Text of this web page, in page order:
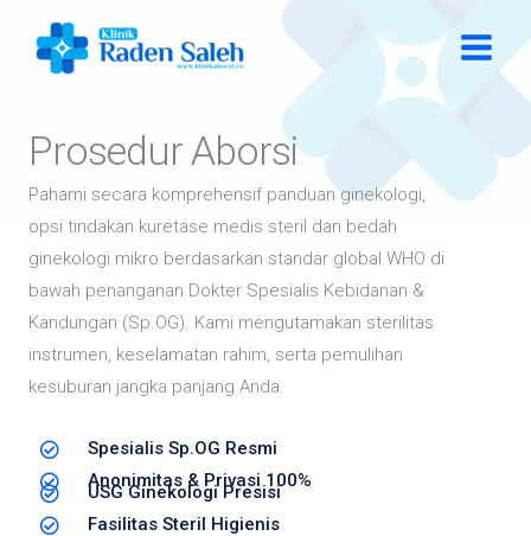
konten
Prosedur Aborsi
Pahami secara komprehensif panduan ginekologi,
opsi tindakan kuretase medis steril dan bedah
ginekologi mikro berdasarkan standar global WHO di
bawah penanganan Dokter Spesialis Kebidanan &
Kandungan (Sp.OG). Kami mengutamakan sterilitas
instrumen, keselamatan rahim, serta pemulihan
kesuburan jangka panjang Anda.
Spesialis Sp.OG Resmi
Anonimitas & Privasi 100%
USG Ginekologi Presisi
Fasilitas Steril Higienis